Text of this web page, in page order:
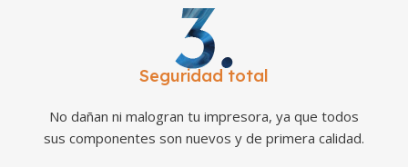
Seguridad total
No dañan ni malogran tu impresora, ya que todos
sus componentes son nuevos y de primera calidad.